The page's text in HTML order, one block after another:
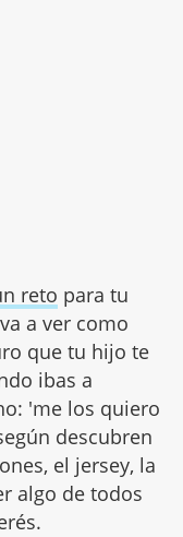
reto para tu
a ver como
que tu hijo te
ibas a
'me los quiero
descubren
el jersey, la
algo de todos